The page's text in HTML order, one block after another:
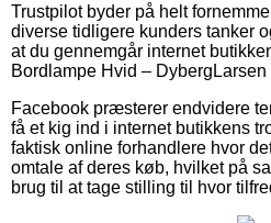
Trustpilot byder på helt
diverse tidligere kunders tanker
at du gennemgår internet
Bordlampe Hvid –
Facebook præsterer endvidere
få et kig ind i internet butikkens
faktisk online forhandlere hvor
omtale af deres køb, hvilket på
brug til at tage stilling til hvor